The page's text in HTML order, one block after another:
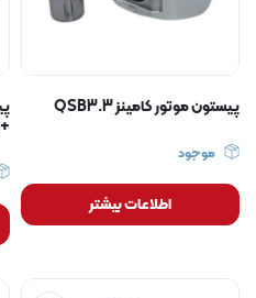
پیستون موتور کامینز QSB3.3
موجود
اطلاعات بیشتر
+0.25